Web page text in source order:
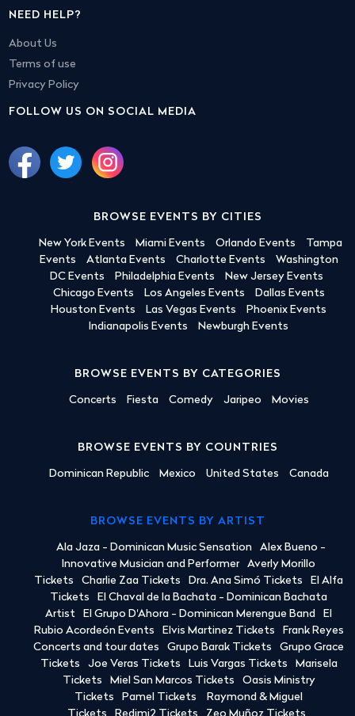
NEED HELP?
About Us
Terms of use
Privacy Policy
FOLLOW US ON SOCIAL MEDIA
BROWSE EVENTS BY CITIES
New York Events Miami Events Orlando Events
Tampa
Events
Atlanta Events Charlotte Events
Washington
DC Events
Philadelphia Events
New Jersey Events
Chicago Events
Los Angeles Events
Dallas Events
Houston Events
Las Vegas Events
Phoenix Events
Indianapolis Events
Newburgh Events
BROWSE EVENTS BY CATEGORIES
Concerts Fiesta Comedy Jaripeo Movies
BROWSE EVENTS BY COUNTRIES
Dominican Republic Mexico United States Canada
BROWSE EVENTS BY ARTIST
Ala Jaza - Dominican Music Sensation
Alex Bueno -
Innovative Musician and Performer
Averly Morillo
Tickets
Charlie Zaa Tickets Dra. Ana Simó Tickets
El Alfa
Tickets
El Chaval de la Bachata - Dominican Bachata
Artist
El Grupo D'Ahora - Dominican Merengue Band
El
Rubio Acordeón Events
Elvis Martinez Tickets
Frank Reyes
Concerts and tour dates
Grupo Barak Tickets
Grupo Grace
Tickets
Joe Veras Tickets Luis Vargas Tickets
Marisela
Tickets
Miel San Marcos Tickets
Oasis Ministry
Tickets
Pamel Tickets
Raymond & Miguel